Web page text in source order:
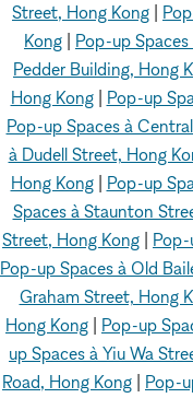
Street, Hong Kong
Kong
Pop-up
Pedder Building, Hong
Hong Kong| Pop-up
Pop-up Spaces à
à Dudell Street, Hong
Hong Kong| Pop-up
Spaces à Staunton
Street, Hong Kong
Pop-
Pop-up Spaces à Old
Graham Street, Hong
Hong Kong
Pop-up
up Spaces à Yiu Wa
Road, Hong Kong
Pop-